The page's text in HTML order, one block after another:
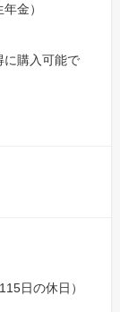
金）
購入可能で
日の休日）